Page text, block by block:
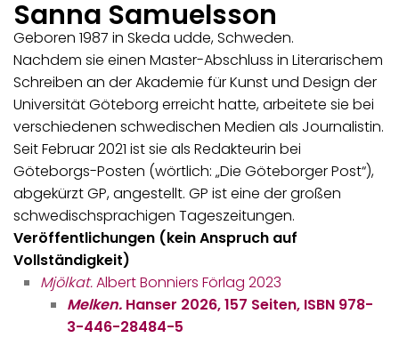
Sanna Samuelsson
Geboren 1987 in Skeda udde, Schweden.
Nachdem sie einen Master-Abschluss in Literarischem
Schreiben an der Akademie für Kunst und Design der
Universität Göteborg erreicht hatte, arbeitete sie bei
verschiedenen schwedischen Medien als Journalistin.
Seit Februar 2021 ist sie als Redakteurin bei
Göteborgs-Posten (wörtlich: „Die Göteborger Post“),
abgekürzt GP, angestellt. GP ist eine der großen
schwedischsprachigen Tageszeitungen.
Veröffentlichungen (kein Anspruch auf
Vollständigkeit)
Mjölkat.Albert Bonniers Förlag 2023
Melken. Hanser 2026, 157 Seiten, ISBN 978-
3-446-28484-5